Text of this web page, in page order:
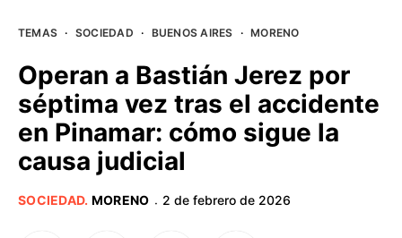
BUENOS AIRES
PROVINCIAS
TEMAS · SOCIEDAD · BUENOS AIRES · MORENO
Operan a Bastián Jerez por
séptima vez tras el accidente
en Pinamar: cómo sigue la
causa judicial
SOCIEDAD. MORENO · 2 de febrero de 2026